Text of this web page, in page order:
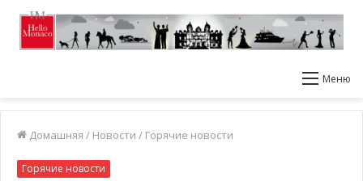
Меню
Домашняя / Новости / Горячие новости
Горячие новости